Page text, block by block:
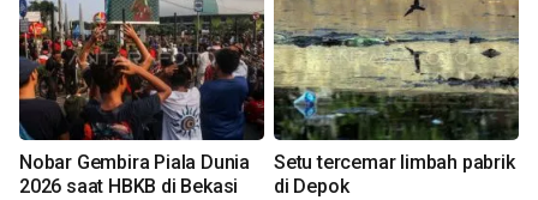
Nobar Gembira Piala Dunia
2026 saat HBKB di Bekasi
Setu tercemar limbah pabrik
di Depok